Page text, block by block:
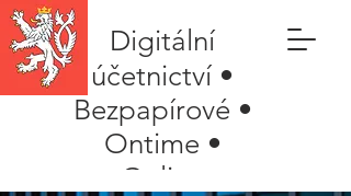
Digitální
účetnictví •
Bezpapírové •
Ontime •
Online